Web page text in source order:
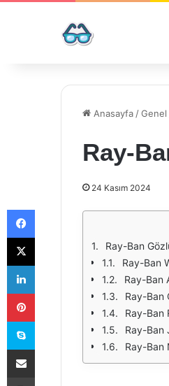
Anasayfa /Genel
Ray-
24 Kasım 2024
Ray-Ban
Ray-Ban
Ray-Ban
Ray-Ban
Ray-Ban
Ray-Ban
Ray-Ban
Facebook
X
LinkedIn
Pinterest
Skype
E-Posta ile paylaş